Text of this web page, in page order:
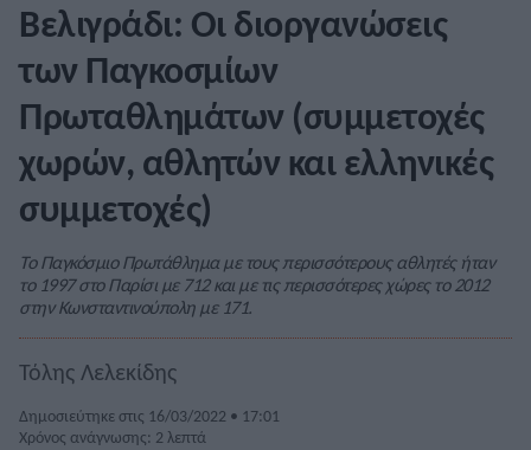
Βελιγράδι: Οι διοργανώσεις
των Παγκοσμίων
Πρωταθλημάτων (συμμετοχές
χωρών, αθλητών και ελληνικές
συμμετοχές)
Το Παγκόσμιο Πρωτάθλημα με τους περισσότερους αθλητές ήταν
το 1997 στο Παρίσι με 712 και με τις περισσότερες χώρες το 2012
στην Κωνσταντινούπολη με 171.
Τόλης Λελεκίδης
Δημοσιεύτηκε στις 16/03/2022 • 17:01
Χρόνος ανάγνωσης: 2 λεπτά